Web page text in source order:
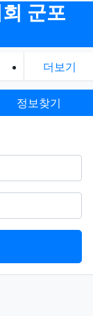
군포
더보기
정보찾기